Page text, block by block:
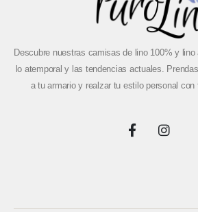
Descubre nuestras camisas de lino 100% y lino
lo atemporal y las tendencias actuales.
a tu armario y realzar tu estilo personal con